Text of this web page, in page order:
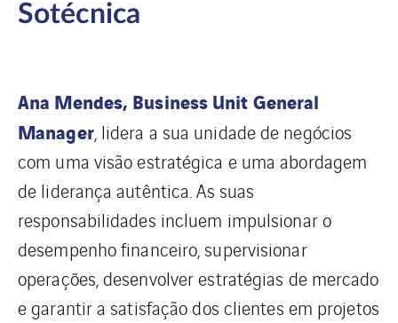
Sotécnica
Ana Mendes, Business Unit General
Manager, lidera a sua unidade de negócios
com uma visão estratégica e uma abordagem
de liderança autêntica. As suas
responsabilidades incluem impulsionar o
desempenho financeiro, supervisionar
operações, desenvolver estratégias de mercado
e garantir a satisfação dos clientes em projetos